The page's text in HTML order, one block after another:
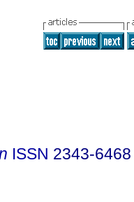
ISSN 2343-6468